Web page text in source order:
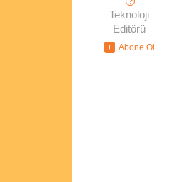
Teknoloji
Editörü